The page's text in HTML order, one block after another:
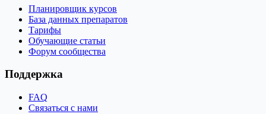
Планировщик курсов
База данных препаратов
Тарифы
Обучающие статьи
Форум сообщества
Поддержка
FAQ
Связаться с нами